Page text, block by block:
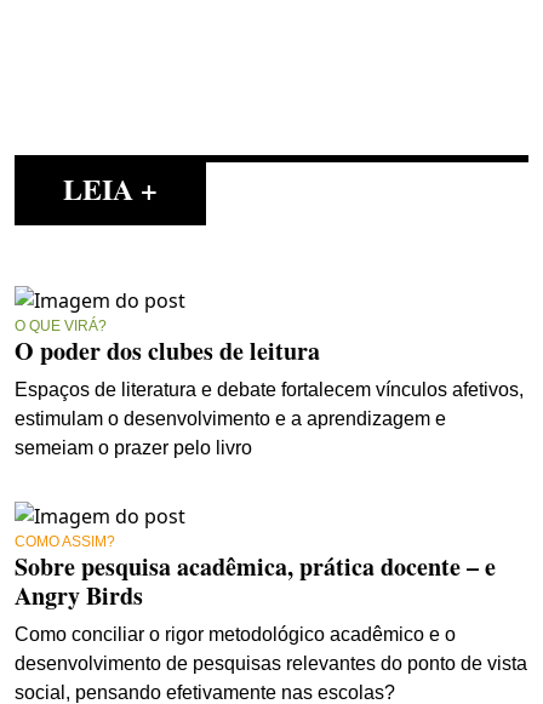
LEIA +
O QUE VIRÁ?
O poder dos clubes de leitura
Espaços de literatura e debate fortalecem vínculos afetivos,
estimulam o desenvolvimento e a aprendizagem e
semeiam o prazer pelo livro
COMO ASSIM?
Sobre pesquisa acadêmica, prática docente – e
Angry Birds
Como conciliar o rigor metodológico acadêmico e o
desenvolvimento de pesquisas relevantes do ponto de vista
social, pensando efetivamente nas escolas?